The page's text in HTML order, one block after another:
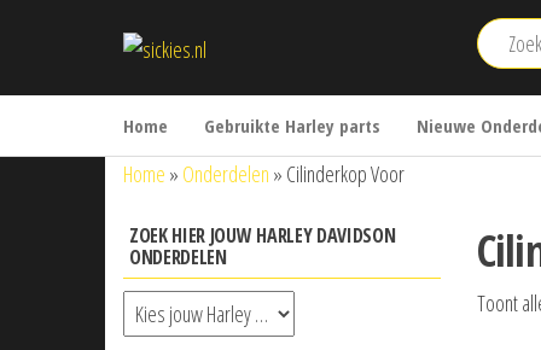
Home Gebruikte Harley parts Nieuwe
Home » Onderdelen » Cilinderkop Voor
Toont
ZOEK HIER JOUW HARLEY DAVIDSON
ONDERDELEN